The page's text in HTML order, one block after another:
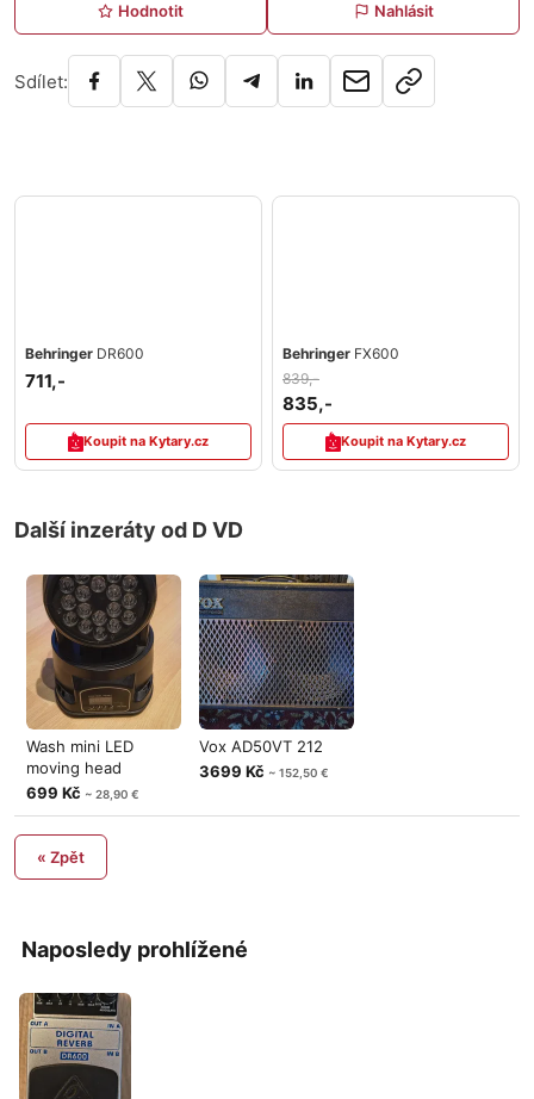
Naposledy prohlížené
Hodnotit Nahlásit
Sdílet:
Behringer DR600
711,-
Koupit na Kytary.cz
Behringer FX600
839,-
835,-
Koupit na Kytary.cz
Další inzeráty od D VD
Wash mini LED
moving head
699 Kč ~ 28,90 €
Vox AD50VT 212
3699 Kč ~ 152,50 €
« Zpět